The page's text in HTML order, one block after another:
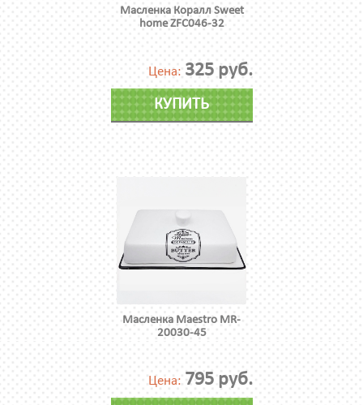
Масленка Коралл Sweet
home ZFC046-32
Цена: 325 руб.
КУПИТЬ
Масленка Maestro MR-
20030-45
Цена: 795 руб.